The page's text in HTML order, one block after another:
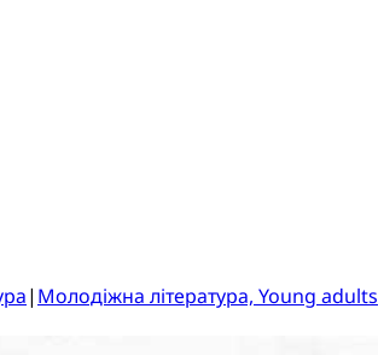
| Молодіжна література, Young adults